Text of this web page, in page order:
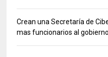
Crean una Secretaría de
mas funcionarios al